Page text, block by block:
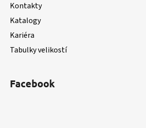
Kontakty
Katalogy
Kariéra
Tabulky velikostí
Facebook